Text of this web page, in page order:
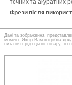
точних та акуратних
Фрези після
Дані та зображення,
момент. Якщо Вам потрібна
питання щодо цього товару, то